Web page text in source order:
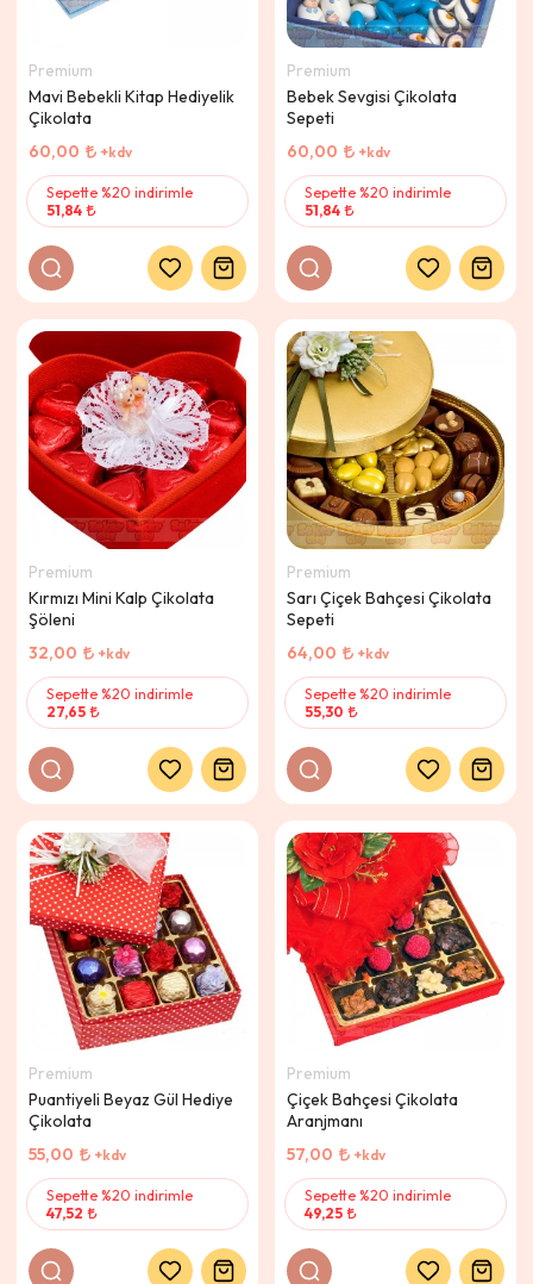
Premium
Mavi Bebekli Kitap Hediyelik
Çikolata
60,00
+kdv
Sepette %20 indirimle
51,84
Premium
Bebek Sevgisi Çikolata
Sepeti
60,00
+kdv
Sepette %20 indirimle
51,84
Premium
Kırmızı Mini Kalp Çikolata
Şöleni
32,00
+kdv
Sepette %20 indirimle
27,65
Premium
Sarı Çiçek Bahçesi Çikolata
Sepeti
64,00
+kdv
Sepette %20 indirimle
55,30
Premium
Puantiyeli Beyaz Gül Hediye
Çikolata
55,00
+kdv
Sepette %20 indirimle
47,52
Premium
Çiçek Bahçesi Çikolata
Aranjmanı
57,00
+kdv
Sepette %20 indirimle
49,25